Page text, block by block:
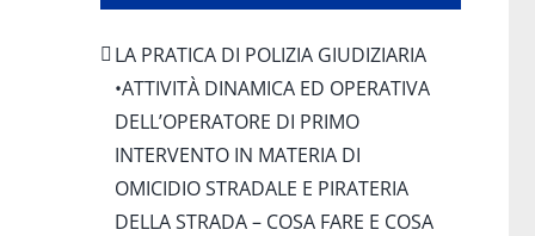
LA PRATICA DI POLIZIA GIUDIZIARIA
•ATTIVITÀ DINAMICA ED OPERATIVA
DELL’OPERATORE DI PRIMO
INTERVENTO IN MATERIA DI
OMICIDIO STRADALE E PIRATERIA
DELLA STRADA – COSA FARE E COSA